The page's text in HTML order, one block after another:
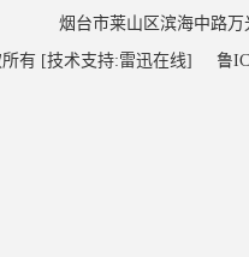
烟台市莱山区滨海中路
所有 [技术支持:雷迅在线] 鲁